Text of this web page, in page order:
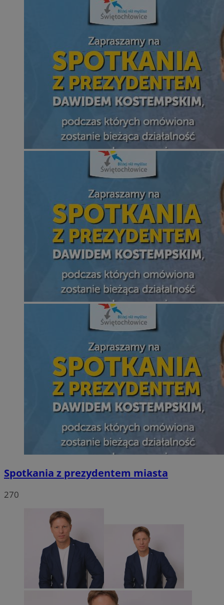
Spotkania z prezydentem miasta
270